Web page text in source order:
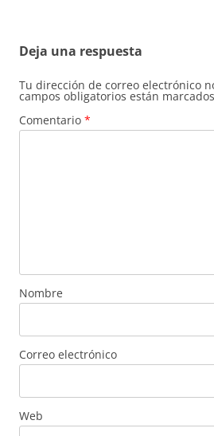
Deja una respuesta
Tu dirección de correo electrónico
campos obligatorios están
Comentario *
Nombre
Correo electrónico
Web